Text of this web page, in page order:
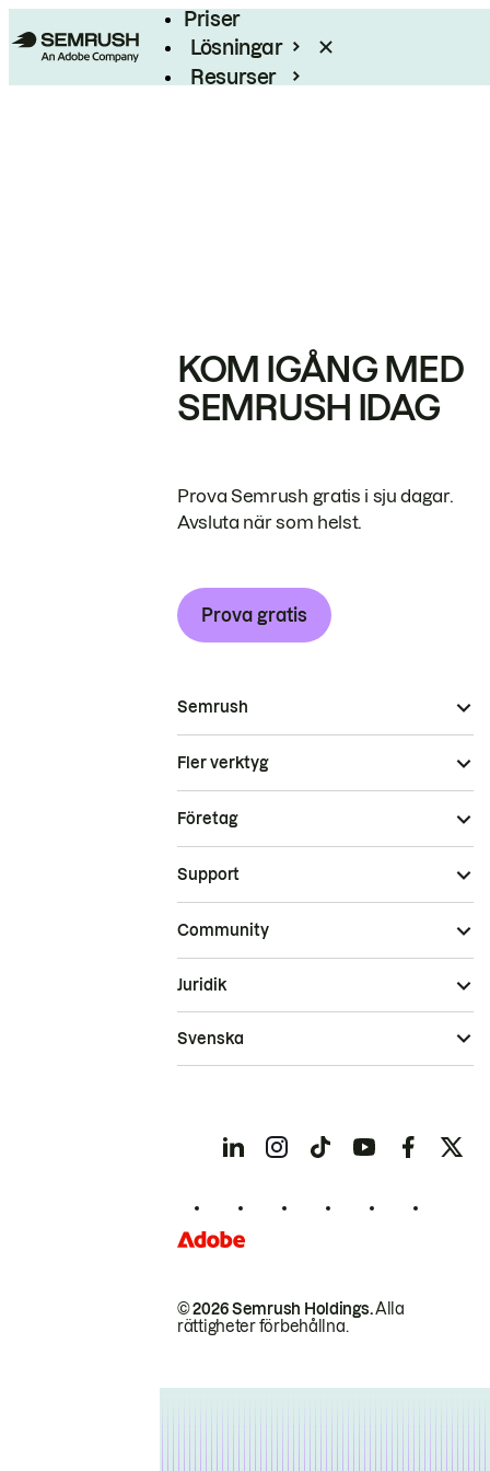
Priser
Lösningar
Resurser
KOM IGÅNG MED
SEMRUSH IDAG
Prova Semrush gratis i sju dagar.
Avsluta när som helst.
Prova gratis
Semrush
Fler verktyg
Företag
Support
Community
© 2026 Semrush Holdings.Alla
rättigheter förbehållna.
Juridik
Svenska